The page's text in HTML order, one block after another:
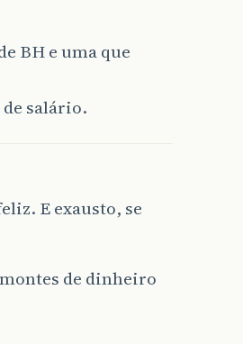
BH e uma que
salário.
E exausto, se
de dinheiro